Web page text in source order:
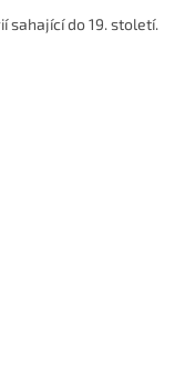
sahající do 19. století.